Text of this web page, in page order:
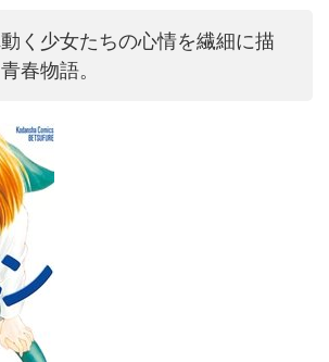
く少女たちの心情を繊細に描
春物語。